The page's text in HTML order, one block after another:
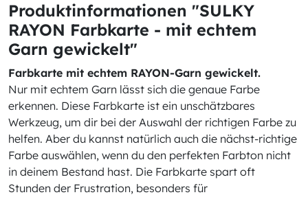
Produktinformationen "SULKY
RAYON Farbkarte - mit echtem
Garn gewickelt"
Farbkarte mit echtem RAYON-Garn gewickelt.
Nur mit echtem Garn lässt sich die genaue Farbe
erkennen. Diese Farbkarte ist ein unschätzbares
Werkzeug, um dir bei der Auswahl der richtigen Farbe zu
helfen. Aber du kannst natürlich auch die nächst-richtige
Farbe auswählen, wenn du den perfekten Farbton nicht
in deinem Bestand hast. Die Farbkarte spart oft
Stunden der Frustration, besonders für